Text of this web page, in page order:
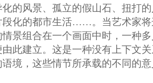
化的风景、孤立的假山石、扭打
段化的都市生活……。当艺术家将
情景组合在一个画面中时，一种
此建立。这是一种没有上下文
境，这些情节所承载的不同的